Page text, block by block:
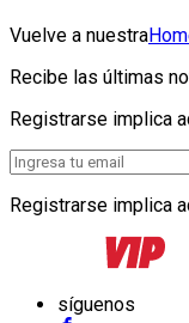
Vuelve a nuestra
Recibe las últimas
Registrarse implica
Registrarse implica
síguenos